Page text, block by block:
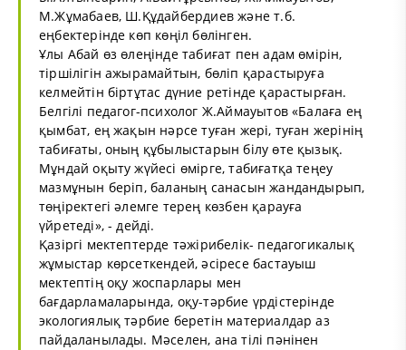
М.Жұмабаев, Ш.Құдайбердиев және т.б.
еңбектерінде көп көңіл бөлінген.
Ұлы Абай өз өлеңінде табиғат пен адам өмірін,
тіршілігін ажырамайтын, бөліп қарастыруға
келмейтін біртұтас дүние ретінде қарастырған.
Белгілі педагог-психолог Ж.Аймауытов «Балаға ең
қымбат, ең жақын нәрсе туған жері, туған жерінің
табиғаты, оның құбылыстарын білу өте қызық.
Мұндай оқыту жүйесі өмірге, табиғатқа теңеу
мазмұнын беріп, баланың санасын жандандырып,
төңіректегі әлемге терең көзбен қарауға
үйретеді», - дейді.
Қазіргі мектептерде тәжірибелік- педагогикалық
жұмыстар көрсеткендей, әсіресе бастауыш
мектептің оқу жоспарлары мен
бағдарламаларында, оқу-тәрбие үрдістерінде
экологиялық тәрбие беретін материалдар аз
пайдаланылады. Мәселен, ана тілі пәнінен